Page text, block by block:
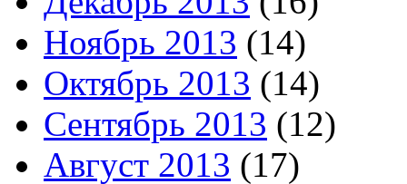
Ноябрь 2013 (14)
Октябрь 2013 (14)
Сентябрь 2013 (12)
Август 2013 (17)